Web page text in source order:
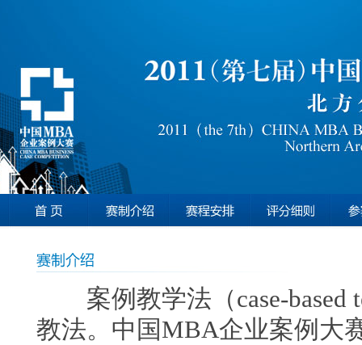
案例教学法（case-based
教法。中国MBA企业案例大